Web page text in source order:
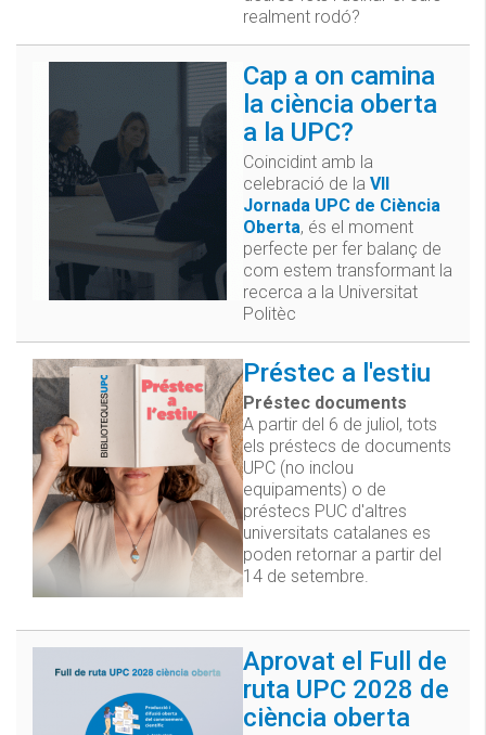
realment rodó?
Cap a on camina
la ciència oberta
a la UPC?
Coincidint amb la
celebració de la VII
Jornada UPC de Ciència
Oberta, és el moment
perfecte per fer balanç de
com estem transformant la
recerca a la Universitat
Politèc
Préstec a l'estiu
Préstec documents
A partir del 6 de juliol, tots
els préstecs de documents
UPC (no inclou
equipaments) o de
préstecs PUC d'altres
universitats catalanes es
poden retornar a partir del
14 de setembre.
Aprovat el Full de
ruta UPC 2028 de
ciència oberta